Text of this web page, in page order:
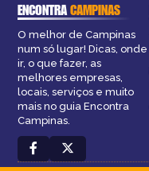
ENCONTRACAMPINAS
O melhor de Campinas
num só lugar! Dicas, onde
ir, o que fazer, as
melhores empresas,
locais, serviços e muito
mais no guia Encontra
Campinas.